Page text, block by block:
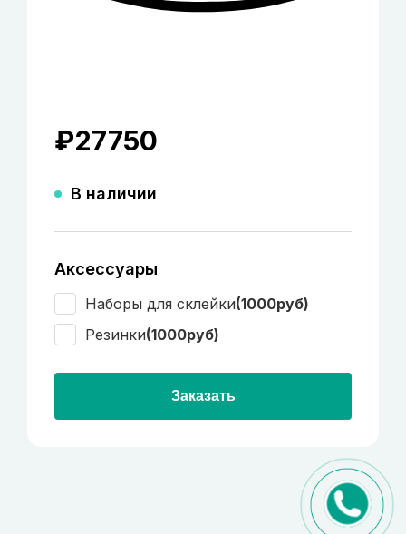
₽27750
В наличии
Аксессуары
Наборы для склейки(1000руб)
Резинки(1000руб)
Заказать